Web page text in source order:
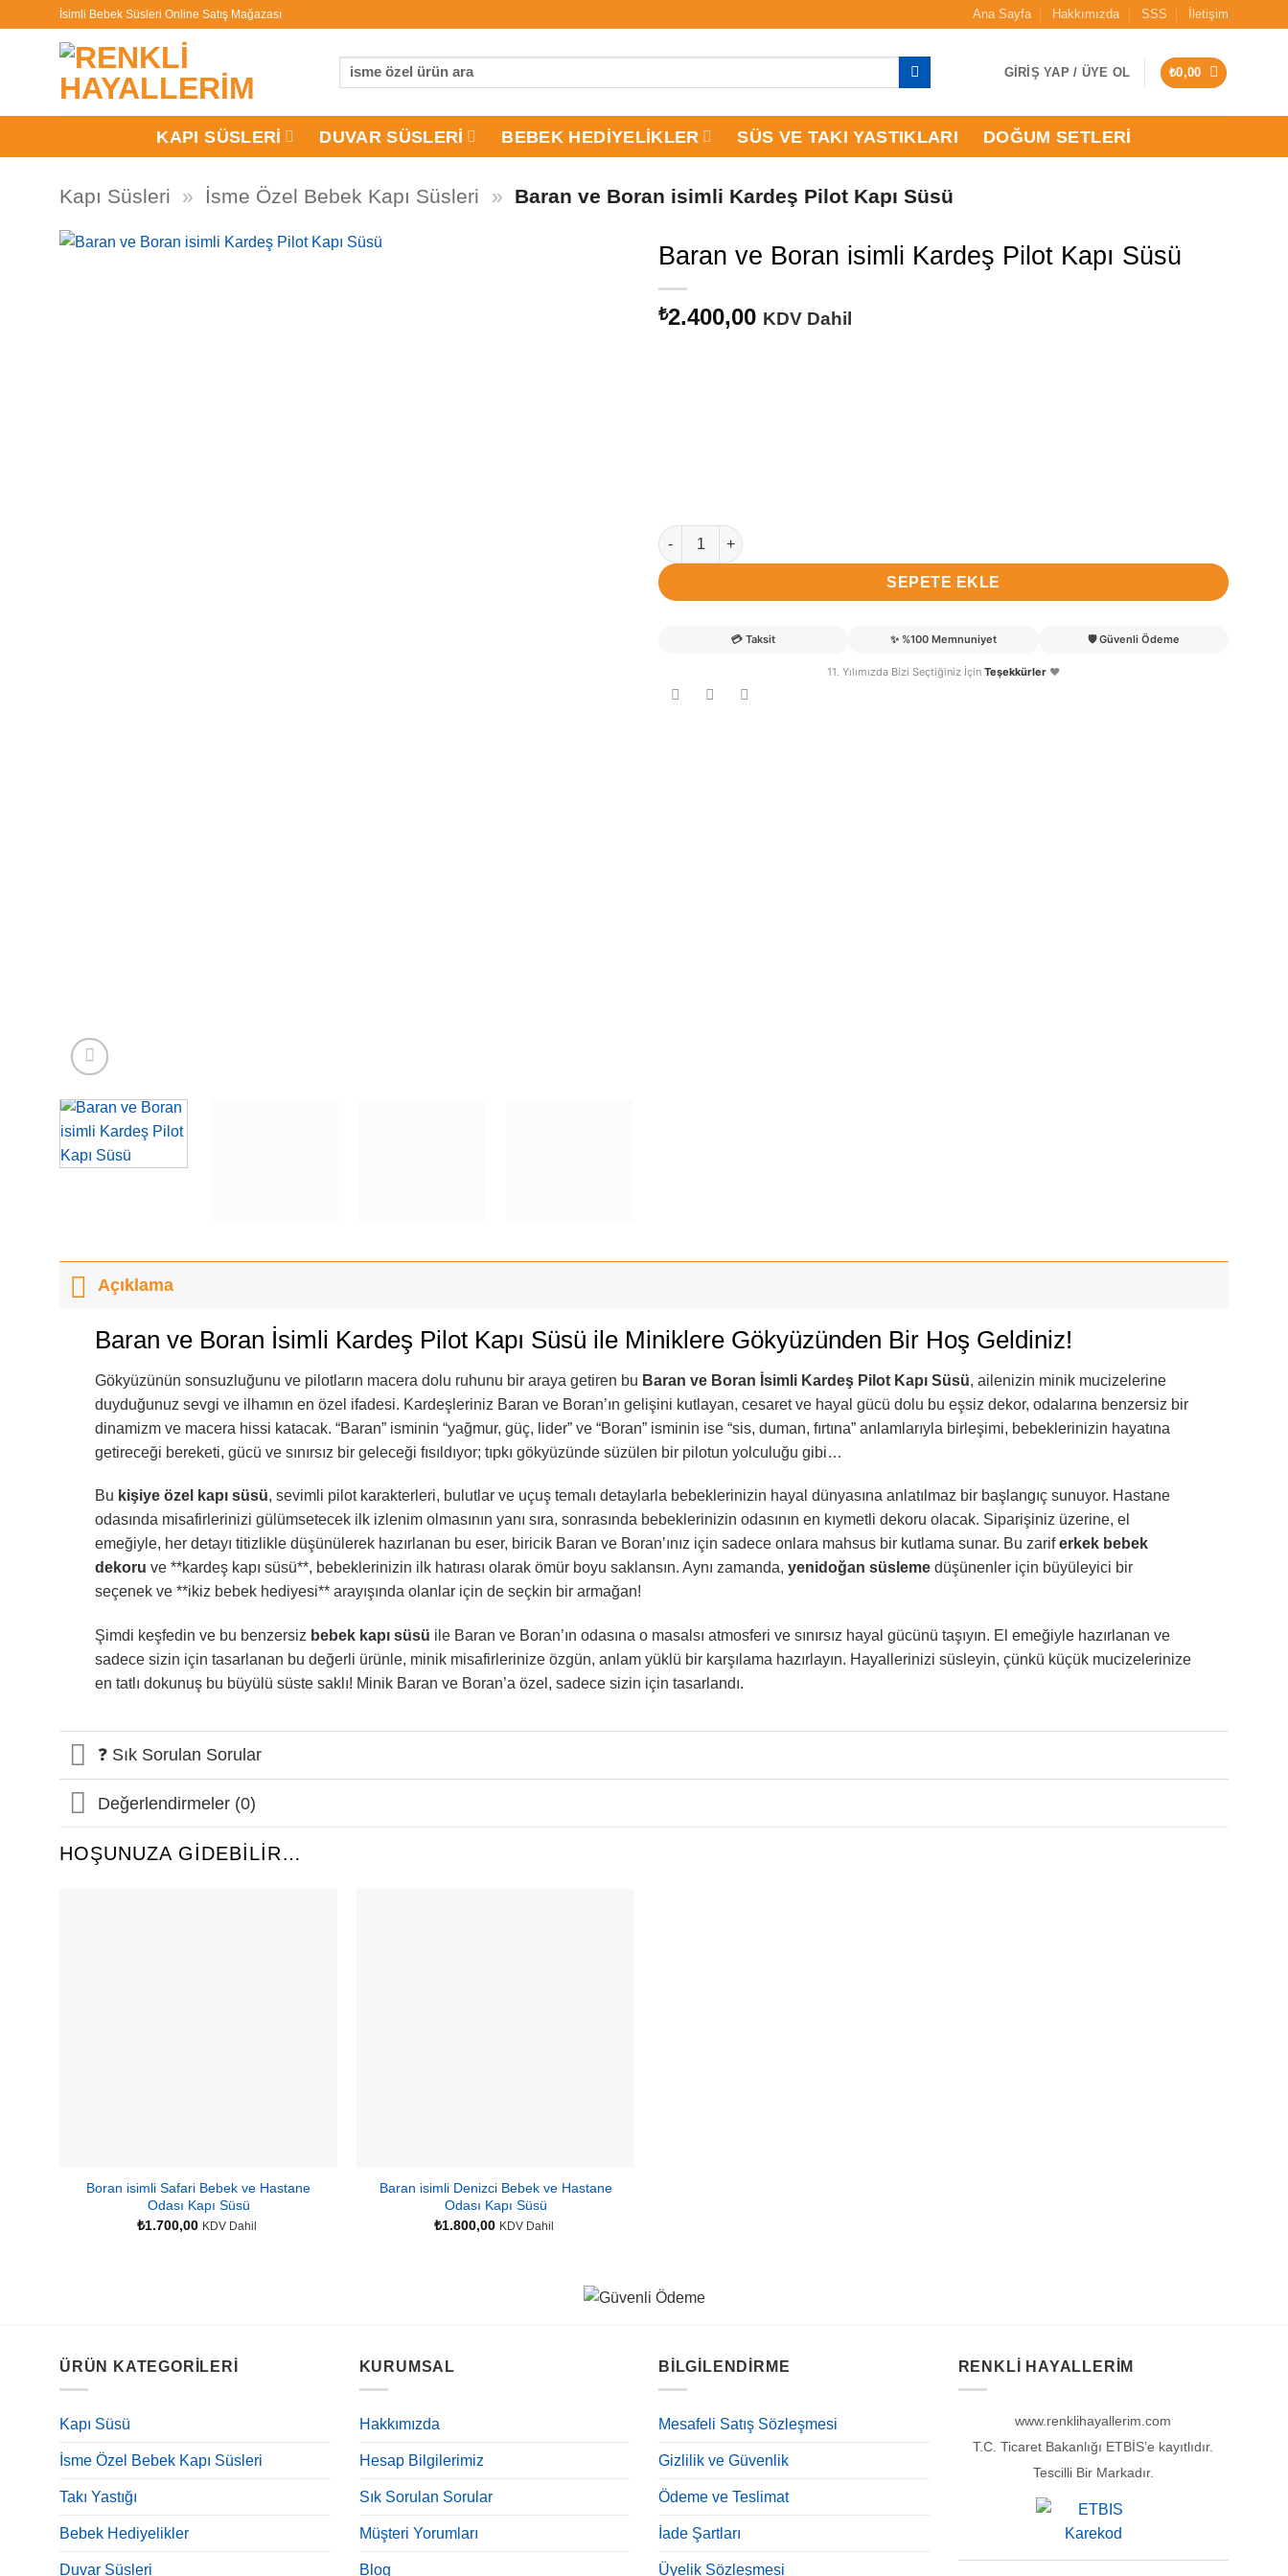
İsimli Bebek Süsleri Online Satış Mağazası Ana Sayfa Hakkımızda SSS İletişim
Ara:
GIRIŞ YAP / ÜYE OL ₺0,00
KAPI SÜSLERI DUVAR SÜSLERI BEBEK HEDIYELIKLER SÜS VE TAKI YASTIKLARI DOĞUM SETLERI
Kapı Süsleri » İsme Özel Bebek Kapı Süsleri » Baran ve Boran isimli Kardeş Pilot Kapı Süsü
Baran ve Boran isimli Kardeş Pilot Kapı Süsü
₺2.400,00 KDV Dahil
Baran ve Boran isimli Kardeş Pilot Kapı Süsü adet
SEPETE EKLE
💳 Taksit ✨ %100 Memnuniyet 🛡️ Güvenli Ödeme
11. Yılımızda Bizi Seçtiğiniz İçin Teşekkürler ❤️
Açıklama
Baran ve Boran İsimli Kardeş Pilot Kapı Süsü ile Miniklere Gökyüzünden Bir Hoş Geldiniz!
Gökyüzünün sonsuzluğunu ve pilotların macera dolu ruhunu bir araya getiren bu Baran ve Boran İsimli Kardeş Pilot Kapı Süsü, ailenizin minik mucizelerine
duyduğunuz sevgi ve ilhamın en özel ifadesi. Kardeşleriniz Baran ve Boran’ın gelişini kutlayan, cesaret ve hayal gücü dolu bu eşsiz dekor, odalarına benzersiz bir
dinamizm ve macera hissi katacak. “Baran” isminin “yağmur, güç, lider” ve “Boran” isminin ise “sis, duman, fırtına” anlamlarıyla birleşimi, bebeklerinizin hayatına
getireceği bereketi, gücü ve sınırsız bir geleceği fısıldıyor; tıpkı gökyüzünde süzülen bir pilotun yolculuğu gibi…
Bu kişiye özel kapı süsü, sevimli pilot karakterleri, bulutlar ve uçuş temalı detaylarla bebeklerinizin hayal dünyasına anlatılmaz bir başlangıç sunuyor. Hastane
odasında misafirlerinizi gülümsetecek ilk izlenim olmasının yanı sıra, sonrasında bebeklerinizin odasının en kıymetli dekoru olacak. Siparişiniz üzerine, el
emeğiyle, her detayı titizlikle düşünülerek hazırlanan bu eser, biricik Baran ve Boran’ınız için sadece onlara mahsus bir kutlama sunar. Bu zariferkek bebek
dekoru ve **kardeş kapı süsü**, bebeklerinizin ilk hatırası olarak ömür boyu saklansın. Aynı zamanda, yenidoğan süslemedüşünenler için büyüleyici bir
seçenek ve **ikiz bebek hediyesi** arayışında olanlar için de seçkin bir armağan!
Şimdi keşfedin ve bu benzersiz bebek kapı süsü ile Baran ve Boran’ın odasına o masalsı atmosferi ve sınırsız hayal gücünü taşıyın. El emeğiyle hazırlanan ve
sadece sizin için tasarlanan bu değerli ürünle, minik misafirlerinize özgün, anlam yüklü bir karşılama hazırlayın. Hayallerinizi süsleyin, çünkü küçük mucizelerinize
en tatlı dokunuş bu büyülü süste saklı! Minik Baran ve Boran’a özel, sadece sizin için tasarlandı.
❓ Sık Sorulan Sorular
Değerlendirmeler (0)
HOŞUNUZA GIDEBILIR…
Boran isimli Safari Bebek ve Hastane
Odası Kapı Süsü
₺1.700,00 KDV Dahil
Baran isimli Denizci Bebek ve Hastane
Odası Kapı Süsü
₺1.800,00 KDV Dahil
ÜRÜN KATEGORILERI
Kapı Süsü
İsme Özel Bebek Kapı Süsleri
Takı Yastığı
Bebek Hediyelikler
Duvar Süsleri
KURUMSAL
Hakkımızda
Hesap Bilgilerimiz
Sık Sorulan Sorular
Müşteri Yorumları
Blog
BILGILENDIRME
Mesafeli Satış Sözleşmesi
Gizlilik ve Güvenlik
Ödeme ve Teslimat
İade Şartları
Üyelik Sözleşmesi
RENKLI HAYALLERIM
www.renklihayallerim.com
T.C. Ticaret Bakanlığı ETBİS’e kayıtlıdır.
Tescilli Bir Markadır.